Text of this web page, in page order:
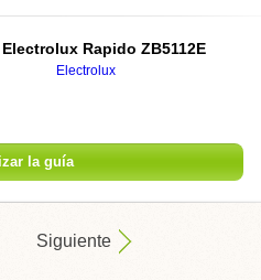
Electrolux Rapido ZB5112E
Electrolux
la guía
Siguiente